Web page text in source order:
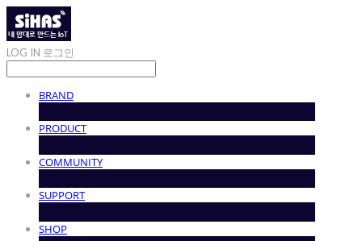
LOG IN 로그인
BRAND
PRODUCT
COMMUNITY
SUPPORT
SHOP